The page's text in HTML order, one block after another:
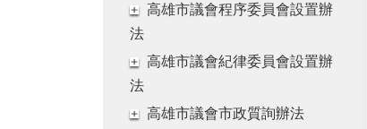
高雄市議會程序委員會設置辦
法
高雄市議會紀律委員會設置辦
法
高雄市議會市政質詢辦法